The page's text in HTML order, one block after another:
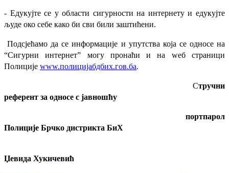
- Едукујте се у области сигурности на интернету и едукујте
људе око себе како би сви били заштићени.
Подсјећамо да се информације и упутства која се односе на
“Сигурни интернет” могу пронаћи и на wеб страници
Полиције www.полицијабдбих.гов.ба.
Стручни
референт за односе с јавношћу
портпарол
Полиције Брчко дистрикта БиХ
Џевида Хукичевић